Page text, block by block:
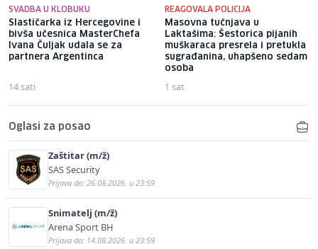
SVADBA U KLOBUKU
Slastičarka iz Hercegovine i
bivša učesnica MasterChefa
Ivana Čuljak udala se za
partnera Argentinca
14 sati
REAGOVALA POLICIJA
Masovna tučnjava u
Laktašima: Šestorica pijanih
muškaraca presrela i pretukla
sugrađanina, uhapšeno sedam
osoba
1 sat
Oglasi za posao
Zaštitar (m/ž)
SAS Security
Prijava do: 26.08.2026. u 23:59
Snimatelj (m/ž)
Arena Sport BH
Prijava do: 14.08.2026. u 23:59